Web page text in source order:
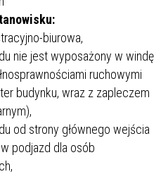
biurowa,
nie jest wyposażony w windę
ruchowymi
budynku, wraz z zapleczem
od strony głównego wejścia
podjazd dla osób